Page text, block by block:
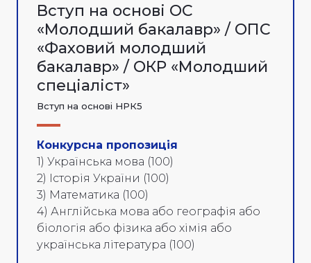
Вступ на основі ОС
«Молодший бакалавр» / ОПС
«Фаховий молодший
бакалавр» / ОКР «Молодший
спеціаліст»
Вступ на основі НРК5
Конкурсна пропозиція
1) Українська мова (100)
2) Історія України (100)
3) Математика (100)
4) Англійська мова або географія або
біологія або фізика або хімія або
українська література (100)